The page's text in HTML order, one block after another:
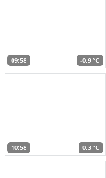
09:58 -0,9 °C
10:58 0,3 °C